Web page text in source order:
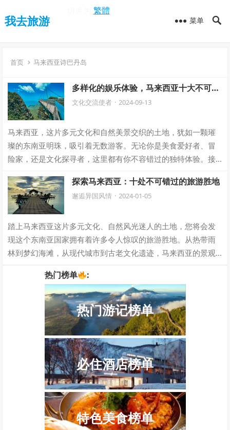
繁體
我去旅游 菜单
首页 马来西亚诗巴丹岛
多样化的娱乐体验，马来西亚十大不可错
过的旅行项目推荐
文化交流使者 · 2024-09-13
马来西亚，这片多元文化和自然美景交织的土地，犹如一颗璀
璨的东南亚明珠，吸引着无数游客。无论你是美食爱好者、冒
险家，还是文化探寻者，这里都有你不容错过的独特体验。接
探索马来西亚：十处不可错过的旅游胜地
邂逅异国风情 · 2024-01-05
踏上马来西亚这片多元文化、自然风光迷人的土地，您将会发
现这个东南亚国家拥有着许多令人惊叹的旅游胜地。从热带雨
林到梦幻海滩，从现代城市到古老文化遗迹，马来西亚的景观
热门榜单 :
热门游记榜单
必住酒店榜单
特色美食榜单